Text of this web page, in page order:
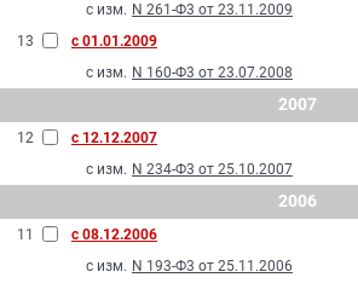
с изм. N 261-Ф3 от 23.11.2009
13
с 01.01.2009
с изм. N 160-Ф3 от 23.07.2008
2007
12
с 12.12.2007
с изм. N 234-Ф3 от 25.10.2007
2006
11
с 08.12.2006
с изм. N 193-Ф3 от 25.11.2006